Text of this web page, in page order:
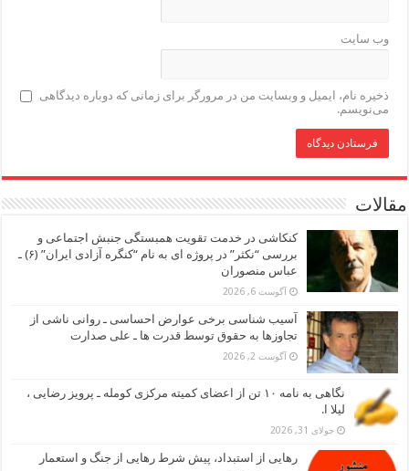
وب‌ سایت
ذخیره نام، ایمیل و وبسایت من در مرورگر برای زمانی که دوباره دیدگاهی
می‌نویسم.
مقالات
کنکاشی در خدمت تقویت همبستگی جنبش اجتماعی و
بررسی “نکثر” در پروژه ای به نام “کنگره آزادی ایران” (۶) ـ
عباس منصوران
آگوست 6, 2026
آسیب شناسی برخی عوارض احساسی ـ روانی ناشی از
تجاوزها به حقوق توسط قدرت ها ـ علی صدارت
آگوست 2, 2026
نگاهی به نامه ۱۰ تن از اعضای کمیته مرکزی کومله ـ پرویز رضایی ،
لیلا ا.
جولای 31, 2026
رهایی از استبداد، پیش شرط رهایی از جنگ و استعمار